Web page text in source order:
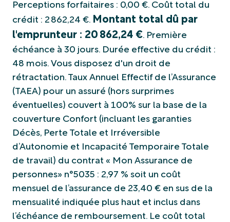
Perceptions forfaitaires : 0,00 €. Coût total du
crédit : 2 862,24 €. Montant total dû par
l'emprunteur : 20 862,24 €. Première
échéance à 30 jours. Durée effective du crédit :
48 mois. Vous disposez d'un droit de
rétractation. Taux Annuel Effectif de l’Assurance
(TAEA) pour un assuré (hors surprimes
éventuelles) couvert à 100% sur la base de la
couverture Confort (incluant les garanties
Décès, Perte Totale et Irréversible
d’Autonomie et Incapacité Temporaire Totale
de travail) du contrat « Mon Assurance de
personnes» n°5035 : 2,97 % soit un coût
mensuel de l’assurance de 23,40 € en sus de la
mensualité indiquée plus haut et inclus dans
l’échéance de remboursement. Le coût total